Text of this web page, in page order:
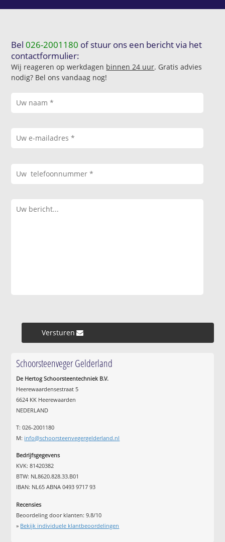
Bel026-2001180 of stuur ons een bericht via het
contactformulier:
Wij reageren op werkdagen binnen 24 uur. Gratis advies
nodig? Bel ons vandaag nog!
Versturen »
Schoorsteenveger Gelderland
De Hertog Schoorsteentechniek B.V.
Heerewaardensestraat 5
6624 KK Heerewaarden
NEDERLAND
T: 026-2001180
M: info@schoorsteenvegergelderland.nl
Bedrijfsgegevens
KVK: 81420382
BTW: NL8620.828.33.B01
IBAN: NL65 ABNA 0493 9717 93
Recensies
Beoordeling door klanten:9.8/10
» Bekijk individuele klantbeoordelingen